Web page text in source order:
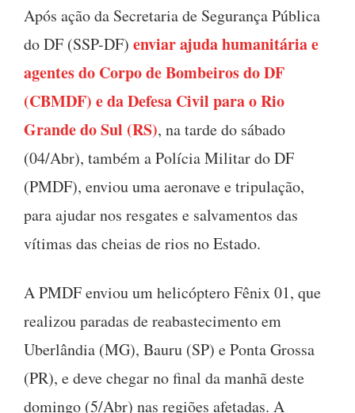
Após ação da Secretaria de Segurança Pública
do DF (SSP-DF) enviar ajuda humanitária e
agentes do Corpo de Bombeiros do DF
(CBMDF) e da Defesa Civil para o Rio
Grande do Sul (RS), na tarde do sábado
(04/Abr), também a Polícia Militar do DF
(PMDF), enviou uma aeronave e tripulação,
para ajudar nos resgates e salvamentos das
vítimas das cheias de rios no Estado.
A PMDF enviou um helicóptero Fênix 01, que
realizou paradas de reabastecimento em
Uberlândia (MG), Bauru (SP) e Ponta Grossa
(PR), e deve chegar no final da manhã deste
domingo (5/Abr) nas regiões afetadas. A